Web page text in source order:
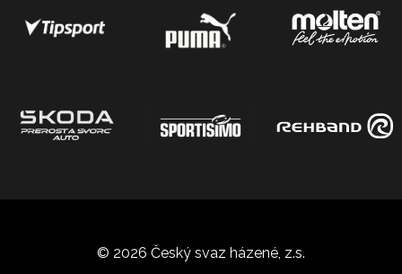
© 2026 Český svaz házené, z.s.